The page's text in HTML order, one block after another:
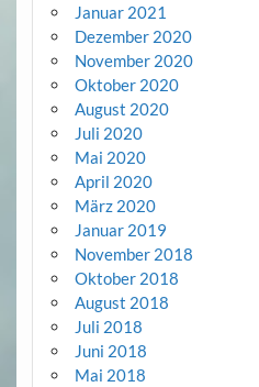
Januar 2021
Dezember 2020
November 2020
Oktober 2020
August 2020
Juli 2020
Mai 2020
April 2020
März 2020
Januar 2019
November 2018
Oktober 2018
August 2018
Juli 2018
Juni 2018
Mai 2018